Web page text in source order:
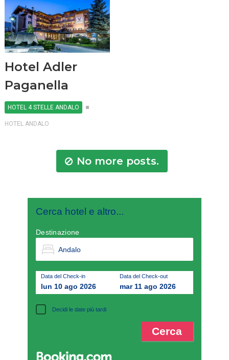
Hotel Adler
Paganella
HOTEL 4 STELLE ANDALO
HOTEL ANDALO
No more posts.
Cerca hotel e altro...
Destinazione
Data del Check-in
lun 10 ago 2026
Data del Check-out
mar 11 ago 2026
Decidi le date più tardi